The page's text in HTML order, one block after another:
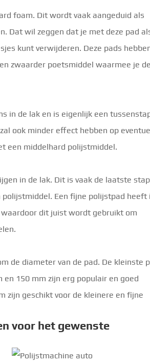
foam. Dit wordt vaak aangeduid als
Dat wil zeggen dat je met deze pad
kunt verwijderen. Deze pads
zwaarder poetsmiddel waarmee je de
in de lak en is eigenlijk een
ook minder effect hebben op
een middelhard polijstmiddel.
in de lak. Dit is vaak de laatste
Een fijne polijstpad heeft
dit juist wordt gebruikt om
de diameter van de pad. De kleinste
150 mm zijn erg populair en goed
zijn geschikt voor de kleinere en fijne
voor het gewenste